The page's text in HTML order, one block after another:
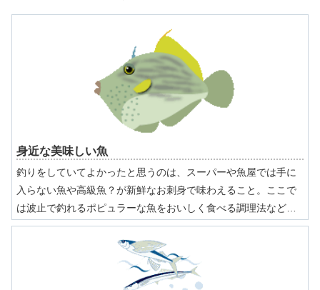
身近な美味しい魚
釣りをしていてよかったと思うのは、スーパーや魚屋では手に
入らない魚や高級魚？が新鮮なお刺身で味わえること。ここで
は波止で釣れるポピュラーな魚をおいしく食べる調理法などを
紹介します。一年中手に入る野菜も、栄養価が最も高いのはそ
の野菜本来の収穫期。魚も同じで旬の時期が一番美味です。四
季折々の釣魚を味わいましょう。